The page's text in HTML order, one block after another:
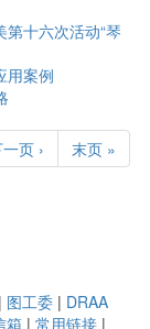
十六次活动“琴
用案例
页 › 末页 »
| 图工委 | DRAA
箱 | 常用链接 |